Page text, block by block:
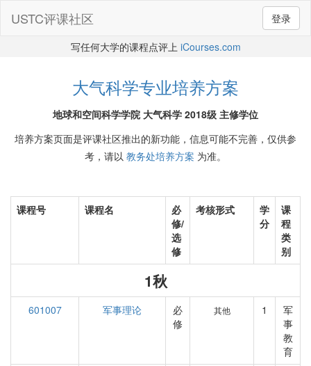
登录
USTC评课社区
写任何大学的课程点评上 iCourses.com
大气科学专业培养方案
地球和空间科学学院 大气科学 2018级 主修学位
培养方案页面是评课社区推出的新功能，信息可能不完善，仅供参
考，请以 教务处培养方案 为准。
课程号 课程名
必
修/
选
修
考核形式
学
分
课
程
类
别
1秋
601007 军事理论
必
修
其他 1
军
事
教
育